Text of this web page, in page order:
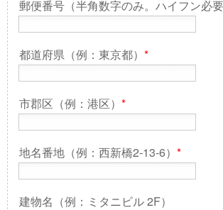
郵便番号（半角数字のみ。ハイフン必要
都道府県（例：東京都） *
市郡区（例：港区） *
地名番地（例：西新橋2-13-6） *
建物名（例：ミタニビル 2F）